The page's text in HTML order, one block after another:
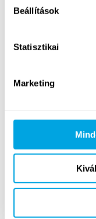
Beállítások
Statisztikai
Marketing